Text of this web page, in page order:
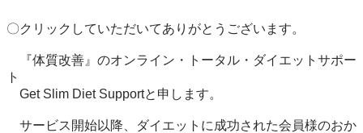
〇クリックしていただいてありがとうございます。
『体質改善』のオンライン・トータル・ダイエットサポー
ト
Get Slim Diet Supportと申します。
サービス開始以降、ダイエットに成功された会員様のおか